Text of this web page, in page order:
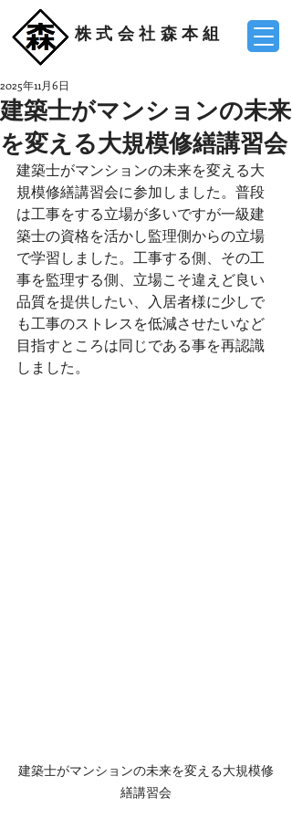
株式会社森本組
建築士がマンションの未来
を変える大規模修繕講習会
2025年11月6日
建築士がマンションの未来を変える大
規模修繕講習会に参加しました。普段
は工事をする立場が多いですが一級建
築士の資格を活かし監理側からの立場
で学習しました。工事する側、その工
事を監理する側、立場こそ違えど良い
品質を提供したい、入居者様に少しで
も工事のストレスを低減させたいなど
目指すところは同じである事を再認識
しました。
建築士がマンションの未来を変える大規模修
繕講習会